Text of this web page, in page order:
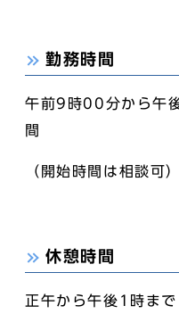
勤務時間
午前9時00分から午
間
（開始時間は相談可）
休憩時間
正午から午後1時まで